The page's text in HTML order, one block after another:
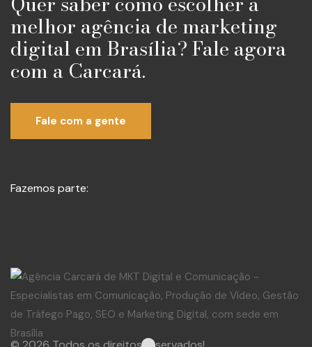
melhor agência de marketing
digital em Brasília? Fale agora
com a Carcará.
Fale com a gente
Fazemos parte: